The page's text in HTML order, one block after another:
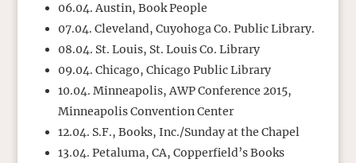
06.04. Austin, Book People
07.04. Cleveland, Cuyohoga Co. Public Library.
08.04. St. Louis, St. Louis Co. Library
09.04. Chicago, Chicago Public Library
10.04. Minneapolis, AWP Conference 2015,
Minneapolis Convention Center
12.04. S.F., Books, Inc./Sunday at the Chapel
13.04. Petaluma, CA, Copperfield’s Books